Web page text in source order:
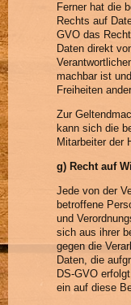
Ferner hat die
Rechts auf
GVO das
Daten direkt
machbar ist
Freiheiten
Zur
kann sich die
Mitarbeiter der
g) Recht auf
Jede von der
betroffene
und
sich aus ihrer
gegen die
Daten, die
DS-GVO
ein auf diese